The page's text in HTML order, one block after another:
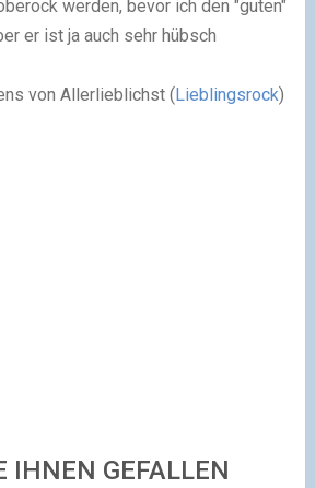
werden, bevor ich den "guten"
er ist ja auch sehr hübsch
von Allerlieblichst ( Lieblingsrock)
IHNEN GEFALLEN